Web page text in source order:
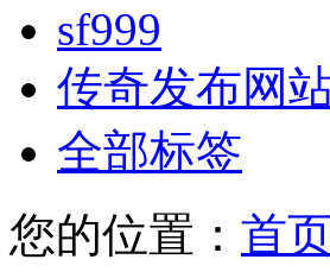
sf999
传奇发布网
全部标签
您的位置： 首